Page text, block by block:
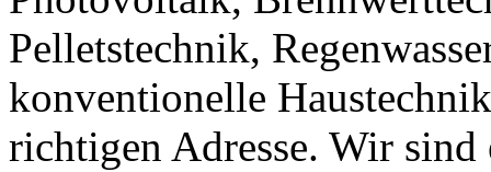
Pelletstechnik,
konventionelle
richtigen Adresse. Wir